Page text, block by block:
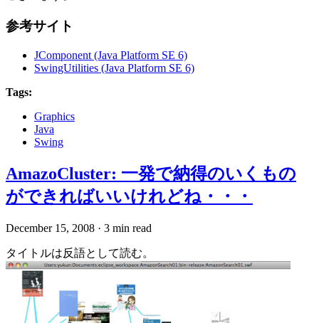
参考サイト
JComponent (Java Platform SE 6)
SwingUtilities (Java Platform SE 6)
Tags:
Graphics
Java
Swing
AmazoCluster: 一発で納得のいくもの
ができればいいけれどね・・・
December 15, 2008 · 3 min read
タイトルは反語として読む。